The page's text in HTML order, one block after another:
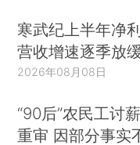
寒武纪上半年净
营收增速逐季放
2026年08月08日
“90后”农民工讨
重审 因部分事实